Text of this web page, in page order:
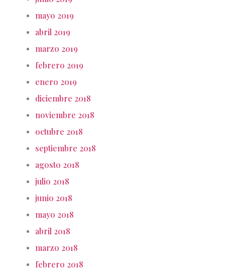
mayo 2019
abril 2019
marzo 2019
febrero 2019
enero 2019
diciembre 2018
noviembre 2018
octubre 2018
septiembre 2018
agosto 2018
julio 2018
junio 2018
mayo 2018
abril 2018
marzo 2018
febrero 2018